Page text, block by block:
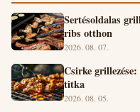
Sertésoldalas
ribs otthon
2026. 08. 07.
Csirke
titka
2026. 08. 05.